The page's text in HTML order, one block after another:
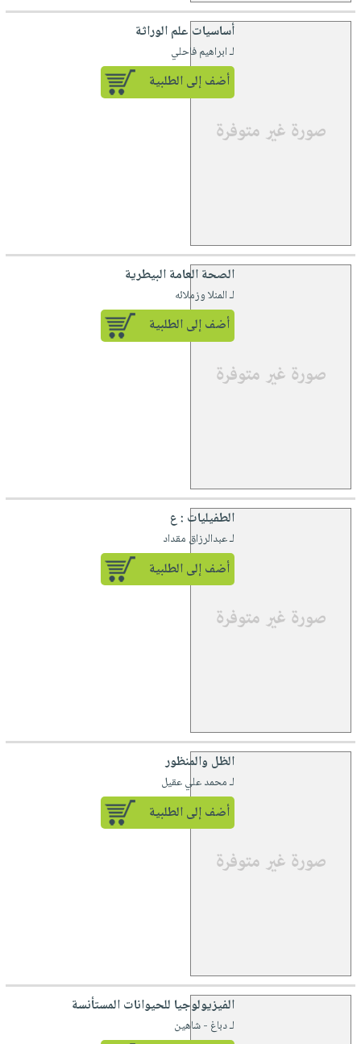
أساسيات علم الوراثة
لـ ابراهيم فاحلي
أضف إلى الطلبية
الصحة العامة البيطرية
لـ المنلا وزملائه
أضف إلى الطلبية
الطفيليات : ع
لـ عبدالرزاق مقداد
أضف إلى الطلبية
الظل والمنظور
لـ محمد علي عقيل
أضف إلى الطلبية
الفيزيولوجيا للحيوانات المستأنسة
لـ دباغ - شاهين